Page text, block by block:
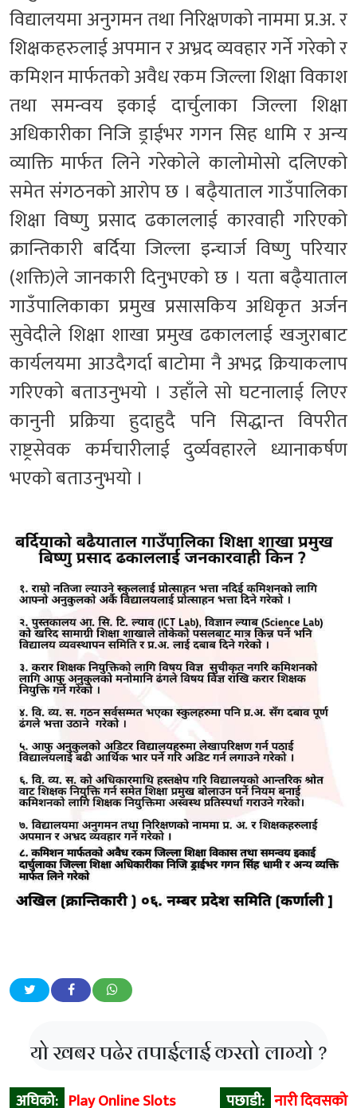
विद्यालयमा अनुगमन तथा निरिक्षणको नाममा प्र.अ. र
शिक्षकहरुलाई अपमान र अभ्रद व्यवहार गर्ने गरेको र
कमिशन मार्फतको अवैध रकम जिल्ला शिक्षा विकाश
तथा समन्वय इकाई दार्चुलाका जिल्ला शिक्षा
अधिकारीका निजि ड्राईभर गगन सिह धामि र अन्य
व्याक्ति मार्फत लिने गरेकोले कालोमोसो दलिएको
समेत संगठनको आरोप छ । बढै्याताल गाउँपालिका
शिक्षा विष्णु प्रसाद ढकाललाई कारवाही गरिएको
क्रान्तिकारी बर्दिया जिल्ला इन्चार्ज विष्णु परियार
(शक्ति)ले जानकारी दिनुभएको छ । यता बढै्याताल
गाउँपालिकाका प्रमुख प्रसासकिय अधिकृत अर्जन
सुवेदीले शिक्षा शाखा प्रमुख ढकाललाई खजुराबाट
कार्यलयमा आउदैगर्दा बाटोमा नै अभद्र क्रियाकलाप
गरिएको बताउनुभयो । उहाँले सो घटनालाई लिएर
कानुनी प्रक्रिया हुदाहुदै पनि सिद्धान्त विपरीत
राष्ट्रसेवक कर्मचारीलाई दुर्व्यवहारले ध्यानाकर्षण
भएको बताउनुभयो ।
यो खबर पढेर तपाईलाई कस्तो लाग्यो ?
Post
अघिको: Play Online Slots पछाडी: नारी दिवसको